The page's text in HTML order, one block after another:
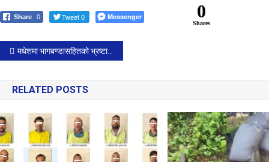
Share 0 Tweet 0 Messenger 0
Shares
Post
navigation
मधेशमा भागबण्डासहितकाे भ्रष्टाचार राेक्न जनसंघर्ष आह्वान
RELATED POSTS